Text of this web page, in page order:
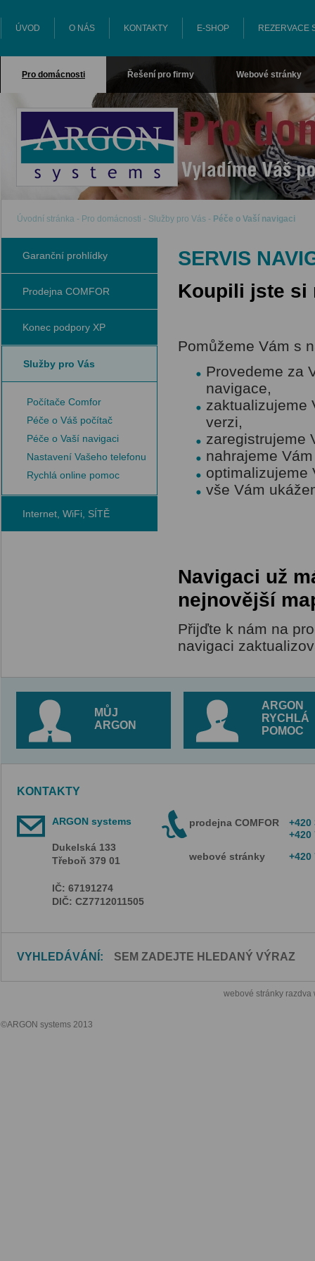
ÚVOD O NÁS KONTAKTY E-SHOP REZERVACE
Pro domácnosti Řešení pro firmy Webové stránky
ARGON SYSTEMS
Úvodní stránka - Pro domácnosti - Služby pro Vás - Péče o Vaší navigaci
Garanční prohlídky
Prodejna COMFOR
Konec podpory XP
Služby pro Vás
Počítače Comfor
Péče o Váš počítač
Péče o Vaší navigaci
Nastavení Vašeho telefonu
Rychlá online pomoc
Internet, WiFi, SÍTĚ
SERVIS
Koupili jste si
Pomůžeme Vám s
Provedeme za
navigace,
zaktualizujeme
verzi,
zaregistrujeme
nahrajeme
optimalizujeme
vše Vám
Navigaci už
nejnovější
Přijďte k nám na
navigaci
MŮJ
ARGON
ARGON
RYCHLÁ
POMOC
KONTAKTY
ARGON systems
Dukelská 133
Třeboň 379 01
IČ: 67191274
DIČ: CZ7712011505
prodejna COMFOR
+420
+420
webové stránky
+420
VYHLEDÁVÁNÍ:
webové stránky razdva
©ARGON systems 2013